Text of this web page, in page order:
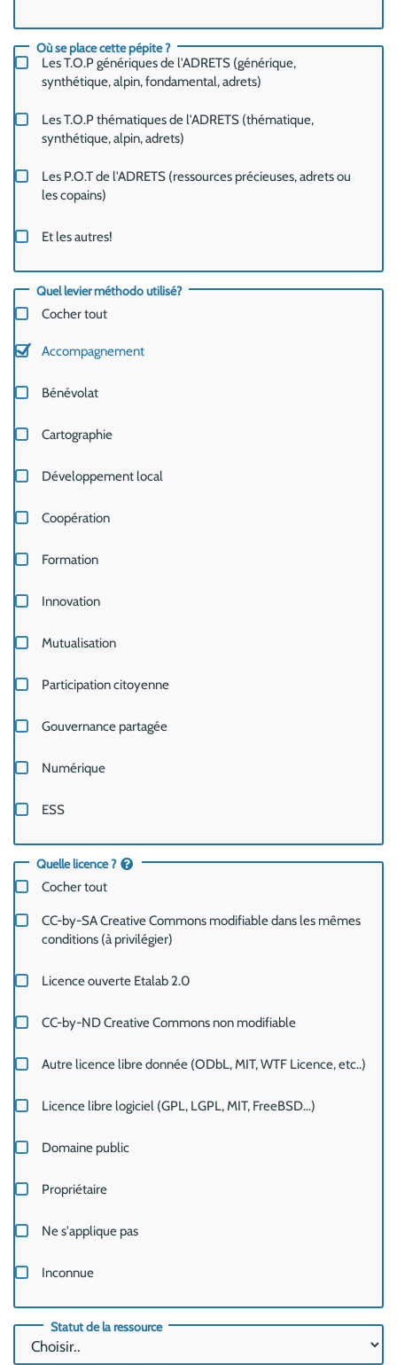
Où se place cette pépite ?
Les T.O.P génériques de l'ADRETS (générique,
synthétique, alpin, fondamental, adrets)
Les T.O.P thématiques de l'ADRETS (thématique,
synthétique, alpin, adrets)
Les P.O.T de l'ADRETS (ressources précieuses, adrets ou
les copains)
Et les autres!
Quel levier méthodo utilisé?
Cocher tout
Accompagnement
Bénévolat
Cartographie
Développement local
Coopération
Formation
Innovation
Mutualisation
Participation citoyenne
Gouvernance partagée
Numérique
ESS
Quelle licence ?
Cocher tout
CC-by-SA Creative Commons modifiable dans les mêmes
conditions (à privilégier)
Licence ouverte Etalab 2.0
CC-by-ND Creative Commons non modifiable
Autre licence libre donnée (ODbL, MIT, WTF Licence, etc..)
Licence libre logiciel (GPL, LGPL, MIT, FreeBSD...)
Domaine public
Propriétaire
Ne s'applique pas
Inconnue
Statut de la ressource